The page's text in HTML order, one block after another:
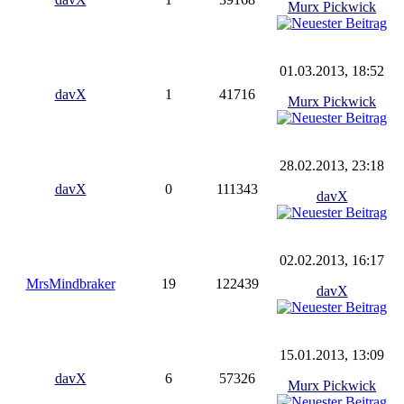
Murx Pickwick
davX 1 41716
01.03.2013, 18:52
Murx Pickwick
davX 0 111343
28.02.2013, 23:18
davX
MrsMindbraker 19 122439
02.02.2013, 16:17
davX
davX 6 57326
15.01.2013, 13:09
Murx Pickwick